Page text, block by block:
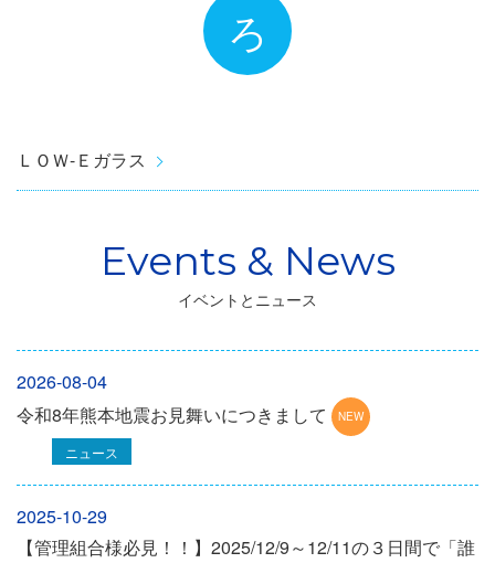
ろ
ＬＯＷ-Ｅガラス
イベントとニュース
2026-08-04
令和8年熊本地震お見舞いにつきまして
ニュース
2025-10-29
【管理組合様必見！！】2025/12/9～12/11の３日間で「誰